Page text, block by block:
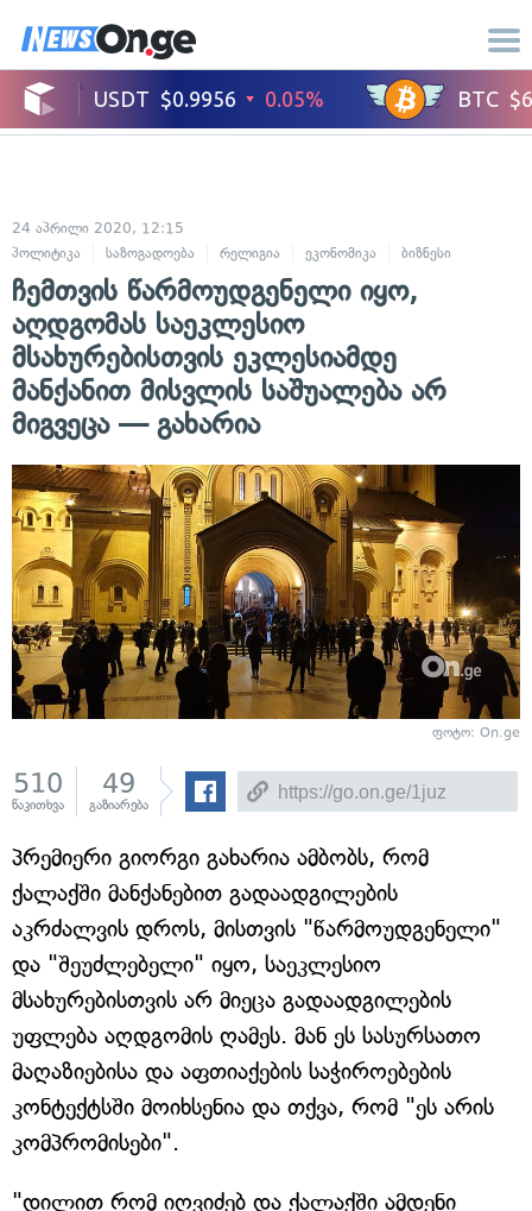
24 აპრილი 2020, 12:15
პოლიტიკა
საზოგადოება რელიგია ეკონომიკა ბიზნესი
ჩემთვის წარმოუდგენელი იყო,
აღდგომას საეკლესიო
მსახურებისთვის ეკლესიამდე
მანქანით მისვლის საშუალება არ
მიგვეცა — გახარია
ფოტო: On.ge
510
წაკითხვა
49
გაზიარება
პრემიერი გიორგი გახარია ამბობს, რომ
ქალაქში მანქანებით გადაადგილების
აკრძალვის დროს, მისთვის "წარმოუდგენელი"
და "შეუძლებელი" იყო, საეკლესიო
მსახურებისთვის არ მიეცა გადაადგილების
უფლება აღდგომის ღამეს. მან ეს სასურსათო
მაღაზიებისა და აფთიაქების საჭიროებების
კონტექტსში მოიხსენია და თქვა, რომ "ეს არის
კომპრომისები".
"დილით რომ იღვიძებ და ქალაქში ამდენი